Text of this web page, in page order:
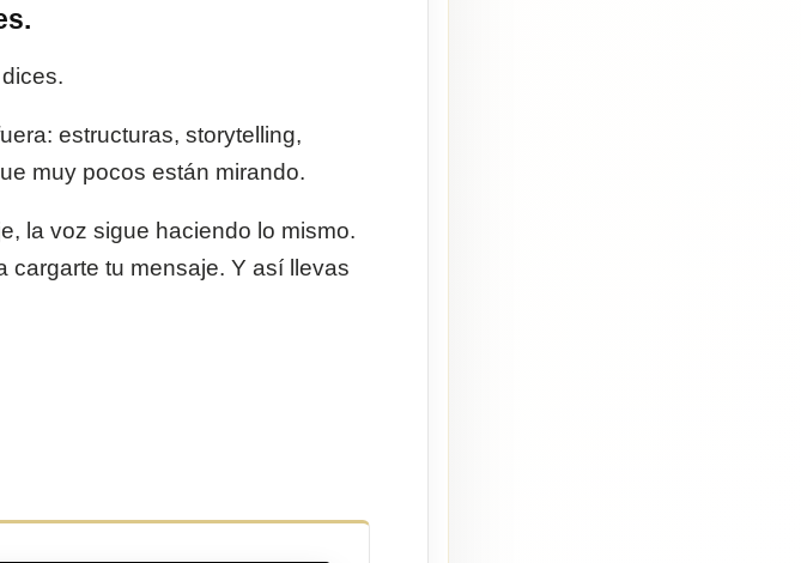
estructuras, storytelling,
muy pocos están mirando.
la voz sigue haciendo lo mismo.
cargarte tu mensaje. Y así llevas